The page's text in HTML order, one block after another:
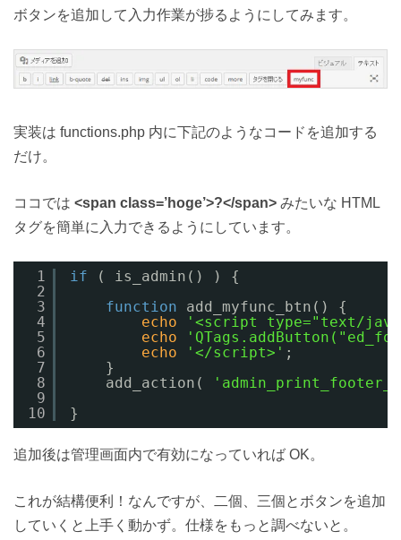
ボタンを追加して入力作業が捗るようにしてみます。
実装は functions.php 内に下記のようなコードを追加する
だけ。
ココでは <span class=’hoge’>?</span> みたいな HTML
タグを簡単に入力できるようにしています。
1
2
3
4
5
6
7
8
9
10
if
( is_admin() ) {
function
add_myfunc_btn() {
echo
'<script type="text/
echo
echo
'</script>' ;
}
add_action(
}
追加後は管理画面内で有効になっていれば OK。
これが結構便利！なんですが、二個、三個とボタンを追加
していくと上手く動かず。仕様をもっと調べないと。